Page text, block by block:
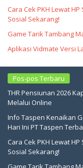
Cara Cek PKH Lewat
Sosial Sekarang!
Game Tarik Tambang
Aplikasi Vidmate Versi
Pos-pos Terbaru
THR Pensiunan 2026
Melalui Online
Info Taspen Kenaikan
Hari Ini PT Taspen
Cara Cek PKH Lewat
Sosial Sekarang!